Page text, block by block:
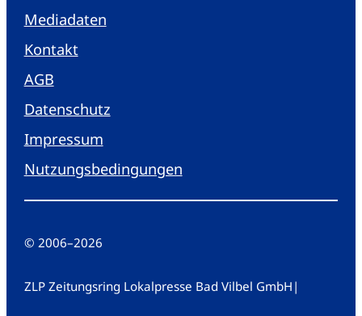
Mediadaten
Kontakt
AGB
Datenschutz
Impressum
Nutzungsbedingungen
© 2006–2026
ZLP Zeitungsring Lokalpresse Bad Vilbel GmbH |